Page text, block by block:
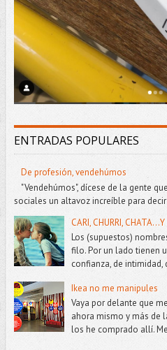
ENTRADAS POPULARES
De profesión, vendehúmos
"Vendehúmos", dícese de la gente
sociales un altavoz increíble para
CARI, CHURRI,
Los (supuestos)
filo. Por un lado tienen
confianza, de intimidad,
Ikea no me manipules
Vaya por delante que
ahora mismo y más de
los he comprado allí.